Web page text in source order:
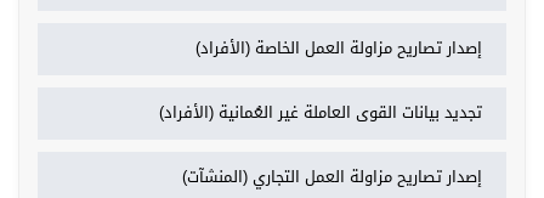
إصدار تصاريح مزاولة العمل الخاصة (الأفراد)
تجديد بيانات القوى العاملة غير العُمانية (الأفراد)
إصدار تصاريح مزاولة العمل التجاري (المنشآت)